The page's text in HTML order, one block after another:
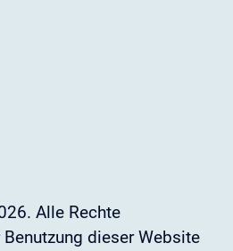
Alle Rechte
dieser Website